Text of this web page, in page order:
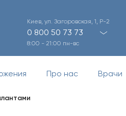
Киев, ул. Загоровская, 1, Р-2
0 800 50 73 73
8:00 - 21:00 пн-вс
Про нас Врачи